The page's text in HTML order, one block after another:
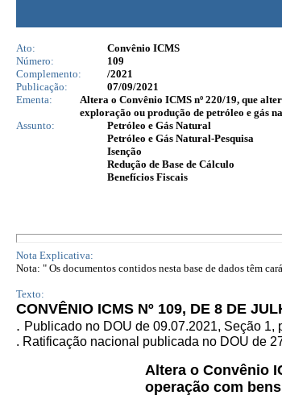
Ato:
Convênio ICMS
Número:
109
Complemento:
/2021
Publicação:
07/09/2021
Ementa:
Altera o Convênio ICMS nº 220/19, que
exploração ou produção de petróleo e gás
Assunto:
Petróleo e Gás Natural
Petróleo e Gás Natural-Pesquisa
Isenção
Redução de Base de Cálculo
Benefícios Fiscais
Nota Explicativa:
Nota: " Os documentos contidos nesta base de dados têm
Texto:
CONVÊNIO ICMS Nº 109, DE 8 DE
. Publicado no DOU de 09.07.2021, Seção
. Ratificação nacional publicada no DOU de
Altera o Convênio
operação com